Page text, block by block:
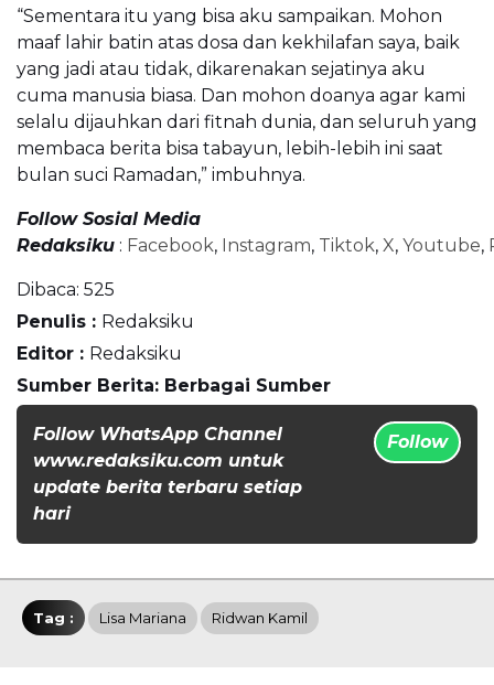
“Sementara itu yang bisa aku sampaikan. Mohon
maaf lahir batin atas dosa dan kekhilafan saya, baik
yang jadi atau tidak, dikarenakan sejatinya aku
cuma manusia biasa. Dan mohon doanya agar kami
selalu dijauhkan dari fitnah dunia, dan seluruh yang
membaca berita bisa tabayun, lebih-lebih ini saat
bulan suci Ramadan,” imbuhnya.
Follow Sosial Media
Redaksiku : Facebook, Instagram, Tiktok, X, Youtube,
Dibaca: 525
Penulis : Redaksiku
Editor : Redaksiku
Sumber Berita: Berbagai Sumber
Follow WhatsApp Channel
www.redaksiku.com untuk
update berita terbaru setiap
hari
Follow
Tag : Lisa Mariana Ridwan Kamil